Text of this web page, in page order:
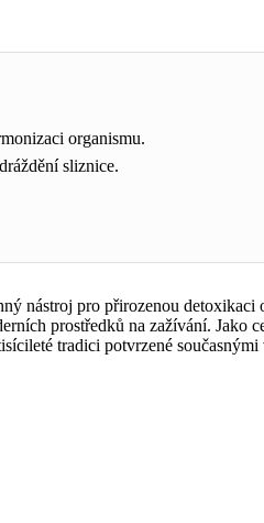
organismu.
sliznice.
nástroj pro přirozenou detoxikaci
prostředků na zažívání. Jako
tradici potvrzené